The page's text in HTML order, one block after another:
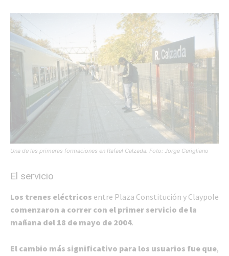
Una de las primeras formaciones en Rafael Calzada. Foto: Jorge Cerigliano
El servicio
Los trenes eléctricos entre Plaza Constitución y Claypole
comenzaron a correr con el primer servicio de la
mañana del 18 de mayo de 2004.
El cambio más significativo para los usuarios fue que,